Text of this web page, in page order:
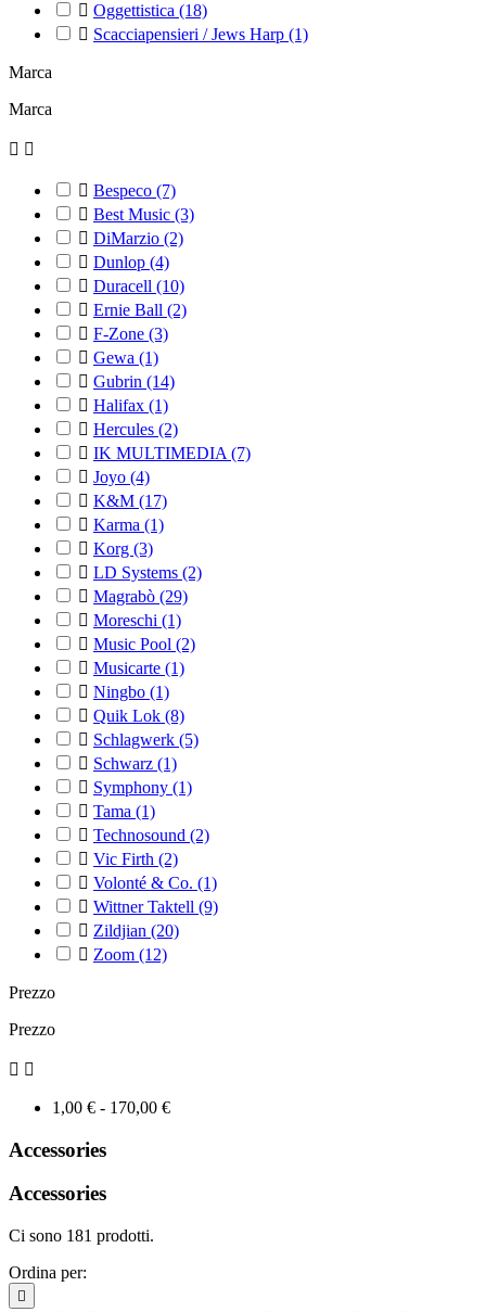
 Oggettistica (18)
 Scacciapensieri / Jews Harp (1)
Marca
Marca
 
 Bespeco (7)
 Best Music (3)
 DiMarzio (2)
 Dunlop (4)
 Duracell (10)
 Ernie Ball (2)
 F-Zone (3)
 Gewa (1)
 Gubrin (14)
 Halifax (1)
 Hercules (2)
 IK MULTIMEDIA (7)
 Joyo (4)
 K&M (17)
 Karma (1)
 Korg (3)
 LD Systems (2)
 Magrabò (29)
 Moreschi (1)
 Music Pool (2)
 Musicarte (1)
 Ningbo (1)
 Quik Lok (8)
 Schlagwerk (5)
 Schwarz (1)
 Symphony (1)
 Tama (1)
 Technosound (2)
 Vic Firth (2)
 Volonté & Co. (1)
 Wittner Taktell (9)
 Zildjian (20)
 Zoom (12)
Prezzo
Prezzo
 
1,00 € - 170,00 €
Accessories
Accessories
Ci sono 181 prodotti.
Ordina per:
